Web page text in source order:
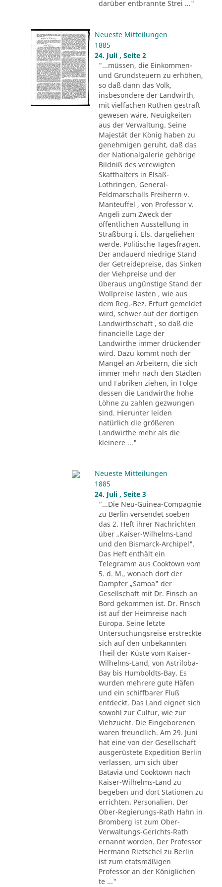
darüber entbrannte Strei ..."
Neueste Mitteilungen
1885
24. Juli , Seite 2
"...müssen, die Einkommen-
und Grundsteuern zu erhöhen,
so daß dann das Volk,
insbesondere der Landwirth,
mit vielfachen Ruthen gestraft
gewesen wäre. Neuigkeiten
aus der Verwaltung. Seine
Majestät der König haben zu
genehmigen geruht, daß das
der Nationalgalerie gehörige
Bildniß des verewigten
Skatthalters in Elsaß-
Lothringen, General-
Feldmarschalls Freiherrn v.
Manteuffel , von Professor v.
Angeli zum Zweck der
öffentlichen Ausstellung in
Straßburg i. Els. dargeliehen
werde. Politische Tagesfragen.
Der andauerd niedrige Stand
der Getreidepreise, das Sinken
der Viehpreise und der
überaus ungünstige Stand der
Wollpreise lasten , wie aus
dem Reg.-Bez. Erfurt gemeldet
wird, schwer auf der dortigen
Landwirthschaft , so daß die
financielle Lage der
Landwirthe immer drückender
wird. Dazu kommt noch der
Mangel an Arbeitern, die sich
immer mehr nach den Städten
und Fabriken ziehen, in Folge
dessen die Landwirthe hohe
Löhne zu zahlen gezwungen
sind. Hierunter leiden
natürlich die größeren
Landwirthe mehr als die
kleinere ..."
Neueste Mitteilungen
1885
24. Juli , Seite 3
"...Die Neu-Guinea-Compagnie
zu Berlin versendet soeben
das 2. Heft ihrer Nachrichten
über „Kaiser-Wilhelms-Land
und den Bismarck-Archipel".
Das Heft enthält ein
Telegramm aus Cooktown vom
5. d. M., wonach dort der
Dampfer „Samoa" der
Gesellschaft mit Dr. Finsch an
Bord gekommen ist. Dr. Finsch
ist auf der Heimreise nach
Europa. Seine letzte
Untersuchungsreise erstreckte
sich auf den unbekannten
Theil der Küste vom Kaiser-
Wilhelms-Land, von Astriloba-
Bay bis Humboldts-Bay. Es
wurden mehrere gute Häfen
und ein schiffbarer Fluß
entdeckt. Das Land eignet sich
sowohl zur Cultur, wie zur
Viehzucht. Die Eingeborenen
waren freundlich. Am 29. Juni
hat eine von der Gesellschaft
ausgerüstete Expedition Berlin
verlassen, um sich über
Batavia und Cooktown nach
Kaiser-Wilhelms-Land zu
begeben und dort Stationen zu
errichten. Personalien. Der
Ober-Regierungs-Rath Hahn in
Bromberg ist zum Ober-
Verwaltungs-Gerichts-Rath
ernannt worden. Der Professor
Hermann Rietschel zu Berlin
ist zum etatsmäßigen
Professor an der Königlichen
te ..."